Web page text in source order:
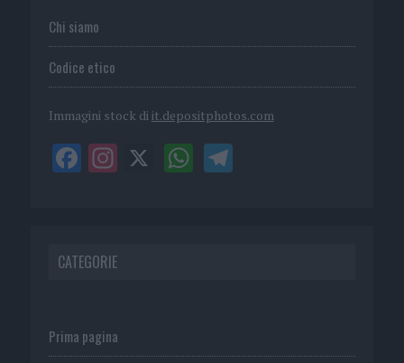
Chi siamo
Codice etico
Immagini stock di it.depositphotos.com
CATEGORIE
Prima pagina